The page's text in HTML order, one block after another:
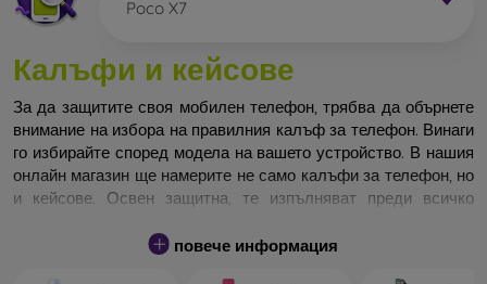
Poco X7
Калъфи и кейсове
За да защитите своя мобилен телефон, трябва да обърнете
внимание на избора на правилния калъф за телефон. Винаги
го избирайте според модела на вашето устройство. В нашия
онлайн магазин ще намерите не само калъфи за телефон, но
и кейсове. Освен защитна, те изпълняват преди всичко
Кейса за телефон може да бъде наречен и заден капак. Той е
повече информация